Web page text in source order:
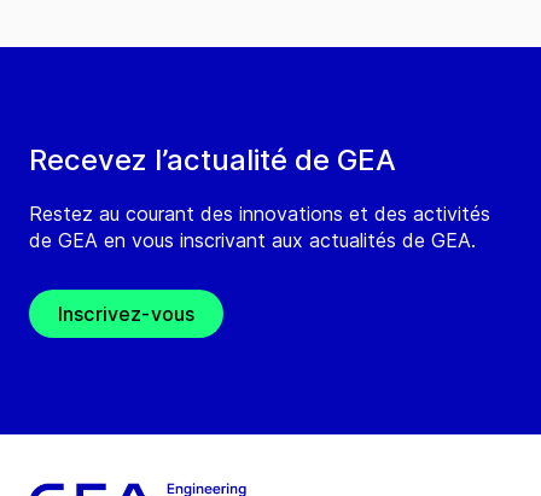
Recevez l’actualité de GEA
Restez au courant des innovations et des activités
de GEA en vous inscrivant aux actualités de GEA.
Inscrivez-vous